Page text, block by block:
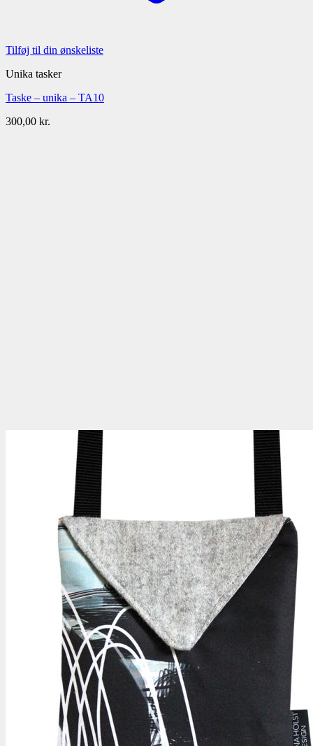
Tilføj til din ønskeliste
Unika tasker
Taske – unika – TA10
300,00 kr.